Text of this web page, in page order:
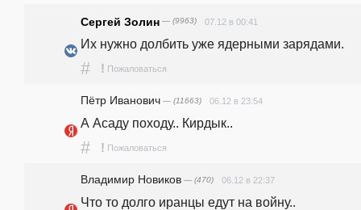
Сергей Золин — (9963) 07.12 в 00:41
Их нужно долбить уже ядерными зарядами.
# ! Пожаловаться
Пётр Иванович — (11663) 06.12 в 23:54
А Асаду походу.. Кирдык..
# ! Пожаловаться
Владимир Новиков — (470) 06.12 в 22:37
Что то долго иранцы едут на войну..